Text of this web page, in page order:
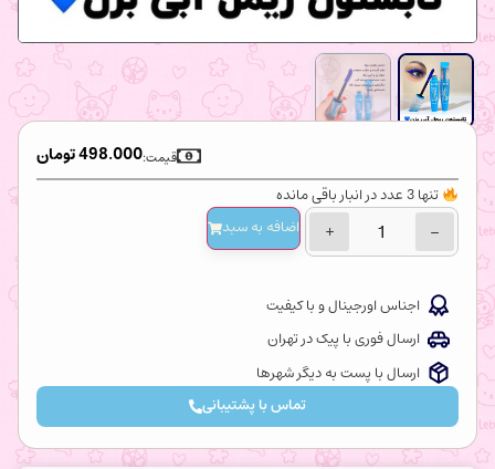
498.000تومان قیمت:
تنها 3 عدد در انبار باقی مانده
−
+ اضافه‌ به سبد
اجناس اورجینال و با کیفیت
ارسال فوری با پیک در تهران
ارسال با پست به دیگر شهرها
تماس با پشتیبانی